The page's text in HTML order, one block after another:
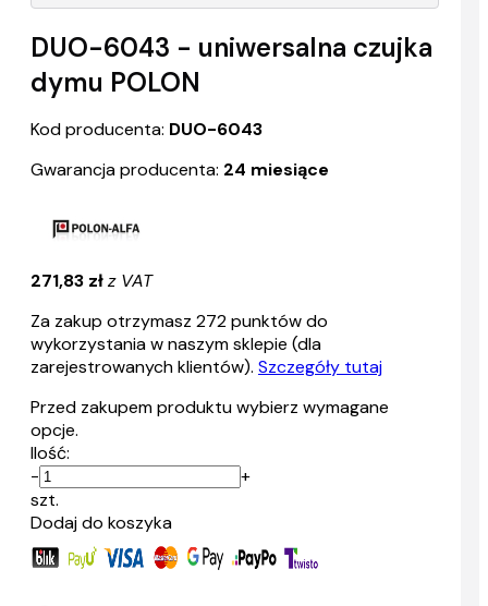
DUO-6043 - uniwersalna czujka
dymu POLON
Kod producenta: DUO-6043
Gwarancja producenta: 24 miesiące
271,83 złz VAT
Za zakup otrzymasz 272punktów do
wykorzystania w naszym sklepie (dla
zarejestrowanych klientów). Szczegóły tutaj
Przed zakupem produktu wybierz wymagane
opcje.
Ilość:
-
+
szt.
Dodaj do koszyka